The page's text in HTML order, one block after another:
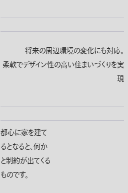
将来の周辺環境の変化にも対応。
柔軟でデザイン性の高い住まいづくりを実
現
都心に家を建て
るとなると、何か
と制約が出てくる
ものです。